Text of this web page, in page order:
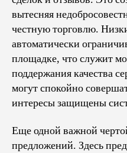
вытесняя
честную торговлю.
автоматически
площадке, что служит
поддержания качества
могут спокойно
интересы защищены
Еще одной важной
предложений. Здесь